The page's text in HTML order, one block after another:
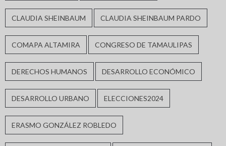
CLAUDIA SHEINBAUM CLAUDIA SHEINBAUM PARDO
COMAPA ALTAMIRA CONGRESO DE TAMAULIPAS
DERECHOS HUMANOS DESARROLLO ECONÓMICO
DESARROLLO URBANO ELECCIONES2024
ERASMO GONZÁLEZ ROBLEDO